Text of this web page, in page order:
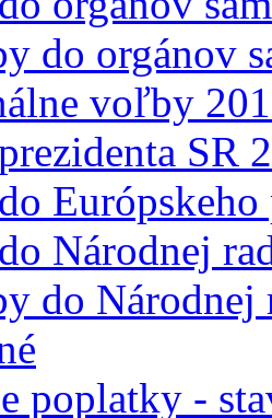
do orgánov
voľby
SR
Európskeho
Národnej
do Národnej
poplatky -